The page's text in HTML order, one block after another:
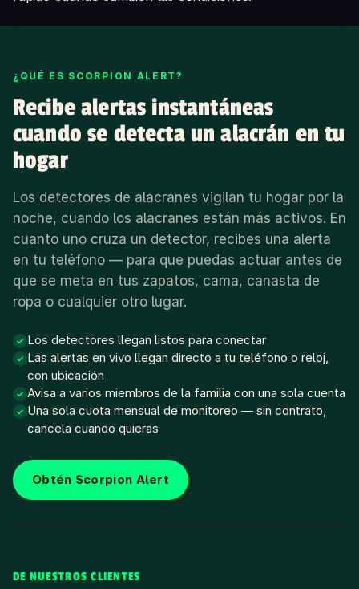
¿QUÉ ES SCORPION ALERT?
Recibe alertas instantáneas
cuando se detecta un alacrán en tu
hogar
Los detectores de alacranes vigilan tu hogar por la
noche, cuando los alacranes están más activos. En
cuanto uno cruza un detector, recibes una alerta
en tu teléfono — para que puedas actuar antes de
que se meta en tus zapatos, cama, canasta de
ropa o cualquier otro lugar.
✓ Los detectores llegan listos para conectar
✓ Las alertas en vivo llegan directo a tu teléfono o reloj,
con ubicación
✓ Avisa a varios miembros de la familia con una sola cuenta
✓ Una sola cuota mensual de monitoreo — sin contrato,
cancela cuando quieras
Obtén Scorpion Alert
DE NUESTROS CLIENTES